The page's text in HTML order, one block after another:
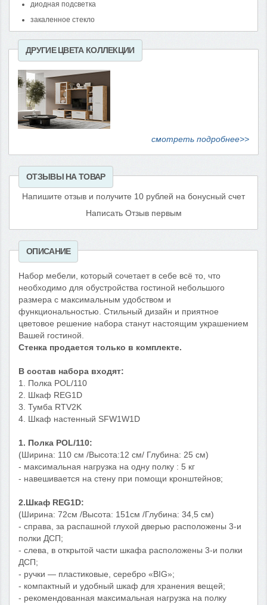
диодная подсветка
закаленное стекло
ДРУГИЕ ЦВЕТА КОЛЛЕКЦИИ
смотреть подробнее>>
ОТЗЫВЫ НА ТОВАР
Напишите отзыв и получите 10 рублей на бонусный счет
Написать Отзыв первым
ОПИСАНИЕ
Набор мебели, который сочетает в себе всё то, что
необходимо для обустройства гостиной небольшого
размера с максимальным удобством и
функциональностью. Стильный дизайн и приятное
цветовое решение набора станут настоящим украшением
Вашей гостиной.
Стенка продается только в комплекте.
В состав набора входят:
1. Полка POL/110
2. Шкаф REG1D
3. Тумба RTV2K
4. Шкаф настенный SFW1W1D
1. Полка POL/110:
(Ширина: 110 см /Высота:12 см/ Глубина: 25 см)
- максимальная нагрузка на одну полку : 5 кг
- навешивается на стену при помощи кронштейнов;
2.Шкаф REG1D:
(Ширина: 72см /Высота: 151см /Глубина: 34,5 см)
- справа, за распашной глухой дверью расположены 3-и
полки ДСП;
- слева, в открытой части шкафа расположены 3-и полки
ДСП;
- ручки — пластиковые, серебро «BIG»;
- компактный и удобный шкаф для хранения вещей;
- рекомендованная максимальная нагрузка на полку